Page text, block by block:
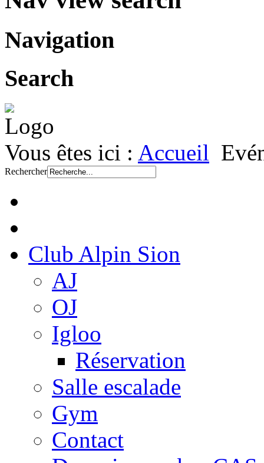
Navigation
Search
Vous êtes ici : Accueil
Rechercher
Club Alpin Sion
AJ
OJ
Igloo
Réservation
Salle escalade
Gym
Contact